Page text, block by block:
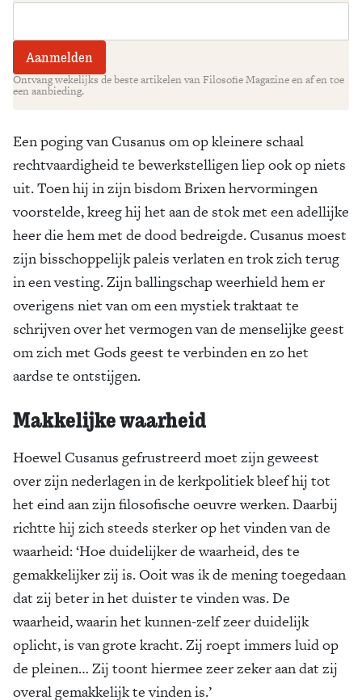
Ontvang wekelijks de beste artikelen van Filosofie Magazine en af en toe
een aanbieding.
Een poging van Cusanus om op kleinere schaal
rechtvaardigheid te bewerkstelligen liep ook op niets
uit. Toen hij in zijn bisdom Brixen hervormingen
voorstelde, kreeg hij het aan de stok met een adellijke
heer die hem met de dood bedreigde. Cusanus moest
zijn bisschoppelijk paleis verlaten en trok zich terug
in een vesting. Zijn ballingschap weerhield hem er
overigens niet van om een mystiek traktaat te
schrijven over het vermogen van de menselijke geest
om zich met Gods geest te verbinden en zo het
aardse te ontstijgen.
Makkelijke waarheid
Hoewel Cusanus gefrustreerd moet zijn geweest
over zijn nederlagen in de kerkpolitiek bleef hij tot
het eind aan zijn filosofische oeuvre werken. Daarbij
richtte hij zich steeds sterker op het vinden van de
waarheid: ‘Hoe duidelijker de waarheid, des te
gemakkelijker zij is. Ooit was ik de mening toegedaan
dat zij beter in het duister te vinden was. De
waarheid, waarin het kunnen-zelf zeer duidelijk
oplicht, is van grote kracht. Zij roept immers luid op
de pleinen… Zij toont hiermee zeer zeker aan dat zij
overal gemakkelijk te vinden is.’